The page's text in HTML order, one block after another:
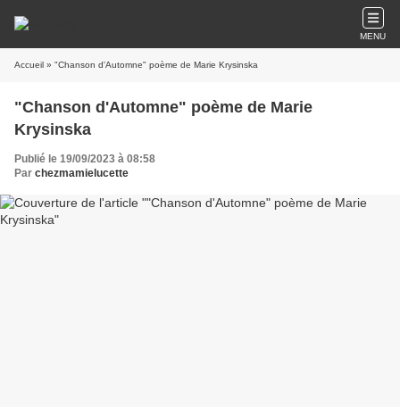
MENU
Accueil » "Chanson d'Automne" poème de Marie Krysinska
"Chanson d'Automne" poème de Marie
Krysinska
Publié le 19/09/2023 à 08:58
Par chezmamielucette